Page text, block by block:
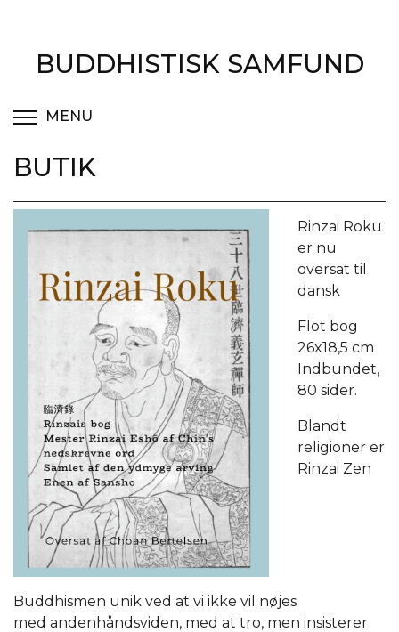
hovedindhold
BUDDHISTISK SAMFUND
MENU
BUTIK
Rinzai Roku
er nu
oversat til
dansk
Flot bog
26x18,5 cm
Indbundet,
80 sider.
Blandt
religioner er
Rinzai Zen
Buddhismen unik ved at vi ikke vil nøjes
med andenhåndsviden, med at tro, men insisterer